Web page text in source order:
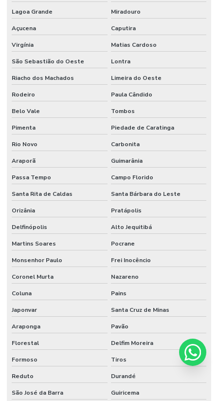
Lagoa Grande Miradouro
Açucena Caputira
Virgínia Matias Cardoso
São Sebastião do Oeste Lontra
Riacho dos Machados Limeira do Oeste
Rodeiro Paula Cândido
Belo Vale Tombos
Pimenta Piedade de Caratinga
Rio Novo Carbonita
Araporã Guimarânia
Passa Tempo Campo Florido
Santa Rita de Caldas Santa Bárbara do Leste
Orizânia Pratápolis
Delfinópolis Alto Jequitibá
Martins Soares Pocrane
Monsenhor Paulo Frei Inocêncio
Coronel Murta Nazareno
Coluna Pains
Japonvar Santa Cruz de Minas
Araponga Pavão
Florestal Delfim Moreira
Formoso Tiros
Reduto Durandé
São José da Barra Guiricema